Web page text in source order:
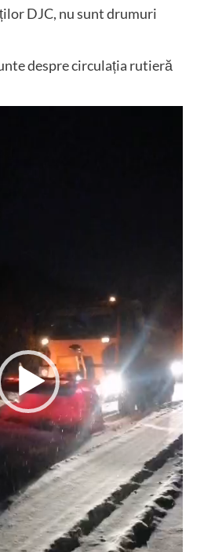
DJC, nu sunt drumuri
despre circulația rutieră